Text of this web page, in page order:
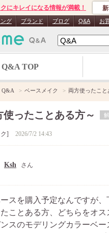
にキレイになる情報が満載！
グ ブランド ブログ Q&A お
Q&A TOP
Q&A ベースメイク 両方使ったこと
使ったことある方～
2026/7/2 14:43
Ksh さん
スを購入予定なんですが、
ことある方、どちらをオス
ンスのモデリングカラーベー